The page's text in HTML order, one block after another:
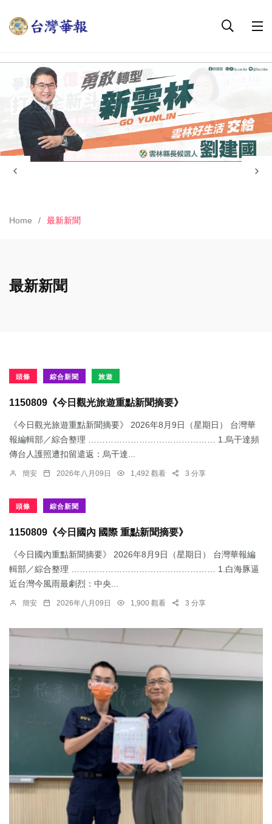
Home 最新新聞
最新新聞
頭條 綜合新聞 旅遊
1150809《今日觀光旅遊重點新聞摘要》
《今日觀光旅遊重點新聞摘要》 2026年8月9日（星期日） 台灣華
報編輯部／綜合整理 ……………………………………… 1.烏干達頻
傳台人護照遭扣留遣返：​烏干達...
簡安 2026年八月09日 1,492 觀看 3 分享
頭條 綜合新聞
1150809《今日國內 國際 重點新聞摘要》
《今日國內重點新聞摘要》 2026年8月9日（星期日） 台灣華報編
輯部／綜合整理 …………………………………………… 1.白海豚逼
近台灣今風雨最劇烈：中央...
簡安 2026年八月09日 1,900 觀看 3 分享